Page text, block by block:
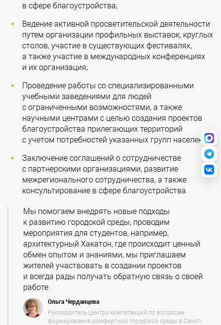
в сфере благоустройства;
Ведение активной просветительской деятельности
путем организации профильных выставок, круглых
столов, участие в существующих фестивалях,
а также участие в международных конференциях
и их организация;
Проведение работы со специализированными
учебными заведениями для людей
с ограниченными возможностями, а также
научными центрами с целью создания проектов
благоустройства прилегающих территорий
с учетом потребностей указанных групп населения;
Заключение соглашений о сотрудничестве
с партнерскими организациями, развитие
межрегионального сотрудничества, а также
консультирование в сфере благоустройства.
Мы помогаем внедрять новые подходы
к развитию городской среды, проводим
мероприятия для студентов, например,
архитектурный Хакатон, где происходит ценный
обмен опытом и знаниями, мы приглашаем
жителей участвовать в создании проектов
и всегда рады получать обратную связь о своей
работе.
Ольга Черданцева
Руководитель Центра компетенций по вопросам
формирования комфортной городской среды в Санкт-